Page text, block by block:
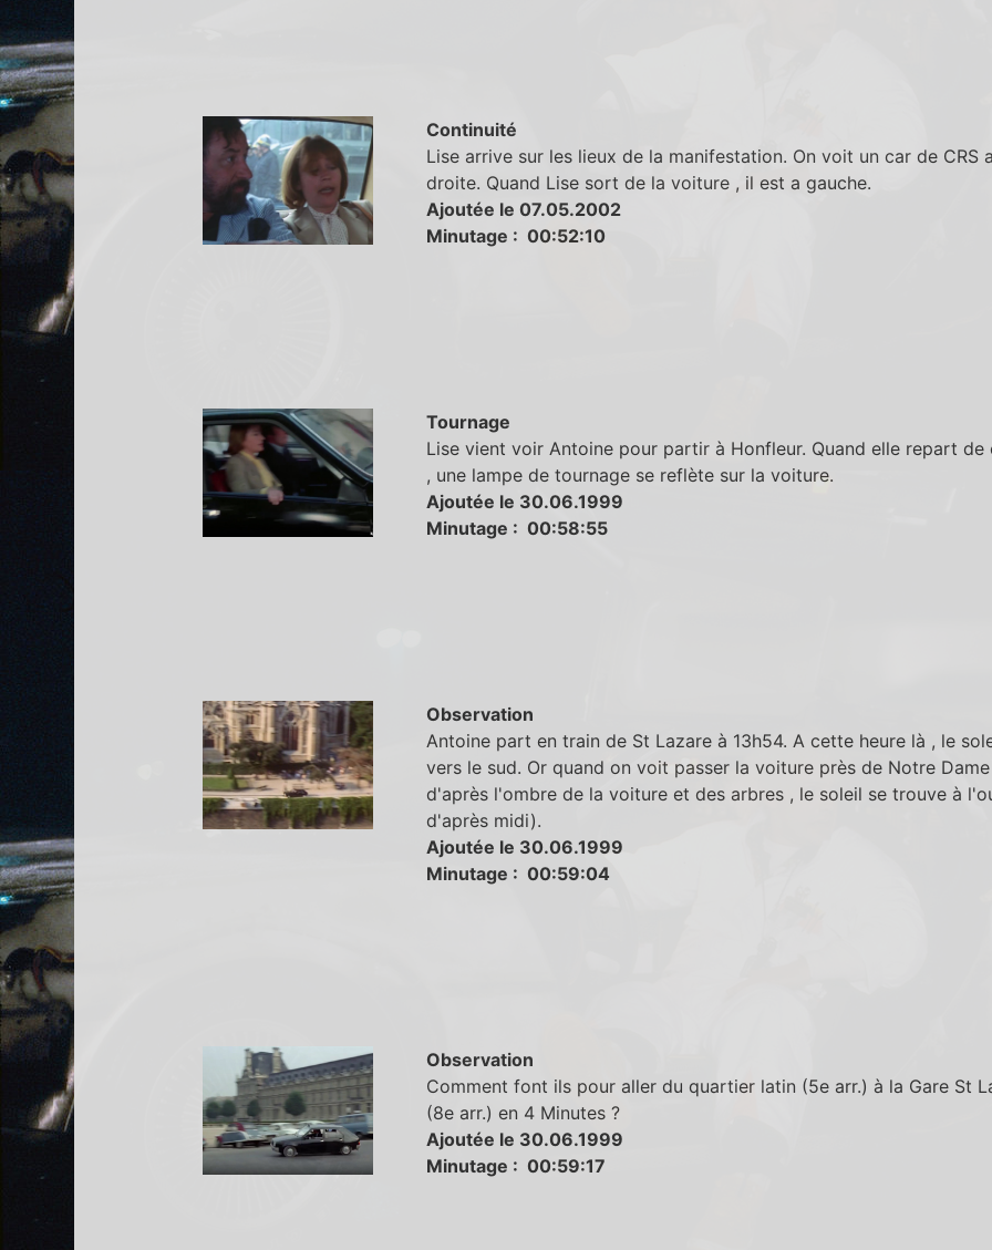
Continuité
Lise arrive sur les lieux de la manifestation. On voit un car de CRS
droite. Quand Lise sort de la voiture , il est a gauche.
Ajoutée le 07.05.2002
Minutage : 00:52:10
Tournage
Lise vient voir Antoine pour partir à Honfleur. Quand elle repart de
, une lampe de tournage se reflète sur la voiture.
Ajoutée le 30.06.1999
Minutage : 00:58:55
Observation
Antoine part en train de St Lazare à 13h54. A cette heure là , le
vers le sud. Or quand on voit passer la voiture près de Notre
d'après l'ombre de la voiture et des arbres , le soleil se trouve à
d'après midi).
Ajoutée le 30.06.1999
Minutage : 00:59:04
Observation
Comment font ils pour aller du quartier latin (5e arr.) à la Gare St
(8e arr.) en 4 Minutes ?
Ajoutée le 30.06.1999
Minutage : 00:59:17